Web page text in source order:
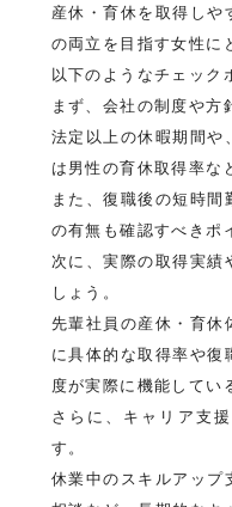
産休・育休を取得しや
の両立を目指す女性に
以下のようなチェック
まず、会社の制度や方
法定以上の休暇期間や
は男性の育休取得率な
また、復職後の短時
の有無も確認すべきポ
次に、実際の取得実績
しょう。
先輩社員の産休・育休
に具体的な取得率や復
度が実際に機能してい
さらに、キャリア支
す。
休業中のスキルアップ